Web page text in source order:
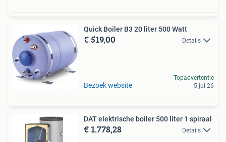
Quick Boiler B3 20 liter 500 Watt
€ 519,00 Details
Bezoek website
Topadvertentie
5 jul 26
DAT elektrische boiler 500 liter 1 spiraal
€ 1.778,28 Details